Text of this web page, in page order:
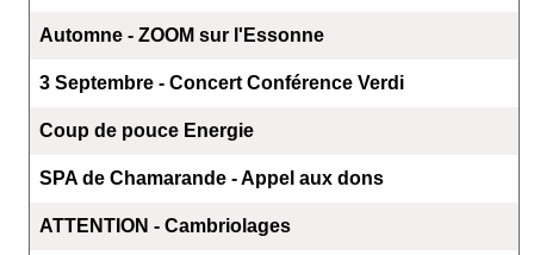
Automne - ZOOM sur l'Essonne
3 Septembre - Concert Conférence Verdi
Coup de pouce Energie
SPA de Chamarande - Appel aux dons
ATTENTION - Cambriolages